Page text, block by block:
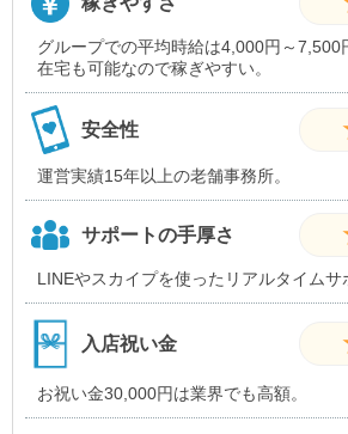
グループでの平均時給は4,000円～7,500
在宅も可能なので稼ぎやすい。
安全性
運営実績15年以上の老舗事務所。
サポートの手厚さ
LINEやスカイプを使ったリアルタイムサ
入店祝い金
お祝い金30,000円は業界でも高額。